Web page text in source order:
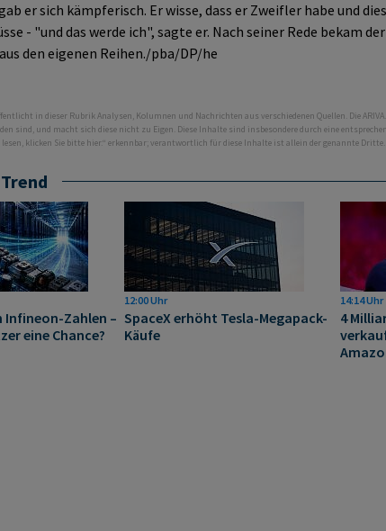
er sich kämpferisch. Er wisse, dass er Zweifler habe und
- "und das werde ich", sagte er. Nach seiner Rede bekam
den eigenen Reihen./pba/DP/he
in dieser Rubrik Analysen, Kolumnen und Nachrichten aus verschiedenen Quellen. Die
sind, und macht sich diese nicht zu Eigen. Diese Inhalte sind insbesondere durch eine
klicken Sie bitte hier.“ erkennbar; verantwortlich für diese Inhalte ist allein der genannte Dritte.
Infineon-Zahlen –
eine Chance?
12:00 Uhr
SpaceX erhöht Tesla-Megapack-
Käufe
14:14 Uhr
4